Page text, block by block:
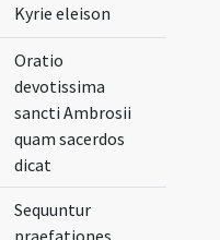
Kyrie eleison
Oratio
devotissima
sancti Ambrosii
quam sacerdos
dicat
Sequuntur
praefationes